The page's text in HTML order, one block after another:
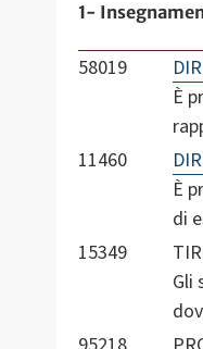
1-
58019
È
11460
È
di
15349
Gli